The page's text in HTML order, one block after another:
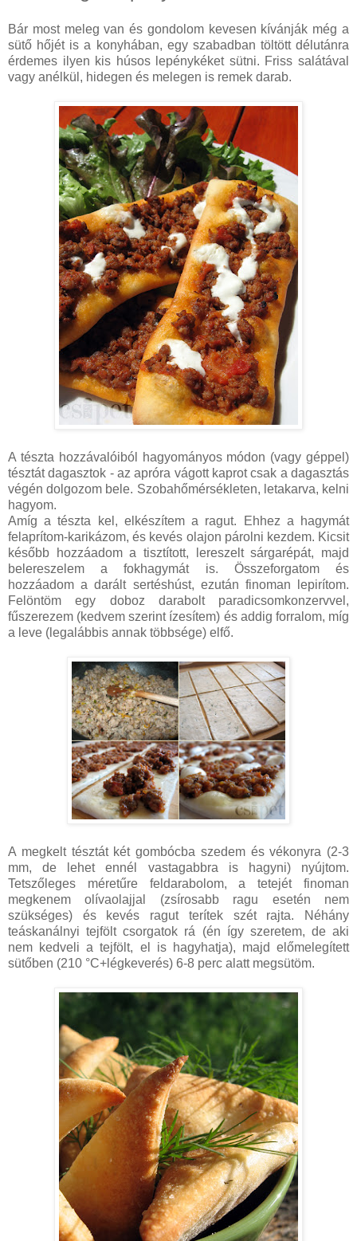
Bár most meleg van és gondolom kevesen kívánják még a
sütő hőjét is a konyhában, egy szabadban töltött délutánra
érdemes ilyen kis húsos lepénykéket sütni. Friss salátával
vagy anélkül, hidegen és melegen is remek darab.
A tészta hozzávalóiból hagyományos módon (vagy géppel)
tésztát dagasztok - az apróra vágott kaprot csak a dagasztás
végén dolgozom bele. Szobahőmérsékleten, letakarva, kelni
hagyom.
Amíg a tészta kel, elkészítem a ragut. Ehhez a hagymát
felaprítom-karikázom, és kevés olajon párolni kezdem. Kicsit
később hozzáadom a tisztított, lereszelt sárgarépát, majd
belereszelem a fokhagymát is. Összeforgatom és
hozzáadom a darált sertéshúst, ezután finoman lepirítom.
Felöntöm egy doboz darabolt paradicsomkonzervvel,
fűszerezem (kedvem szerint ízesítem) és addig forralom, míg
a leve (legalábbis annak többsége) elfő.
A megkelt tésztát két gombócba szedem és vékonyra (2-3
mm, de lehet ennél vastagabbra is hagyni) nyújtom.
Tetszőleges méretűre feldarabolom, a tetejét finoman
megkenem olívaolajjal (zsírosabb ragu esetén nem
szükséges) és kevés ragut terítek szét rajta. Néhány
teáskanálnyi tejfölt csorgatok rá (én így szeretem, de aki
nem kedveli a tejfölt, el is hagyhatja), majd előmelegített
sütőben (210 °C+légkeverés) 6-8 perc alatt megsütöm.